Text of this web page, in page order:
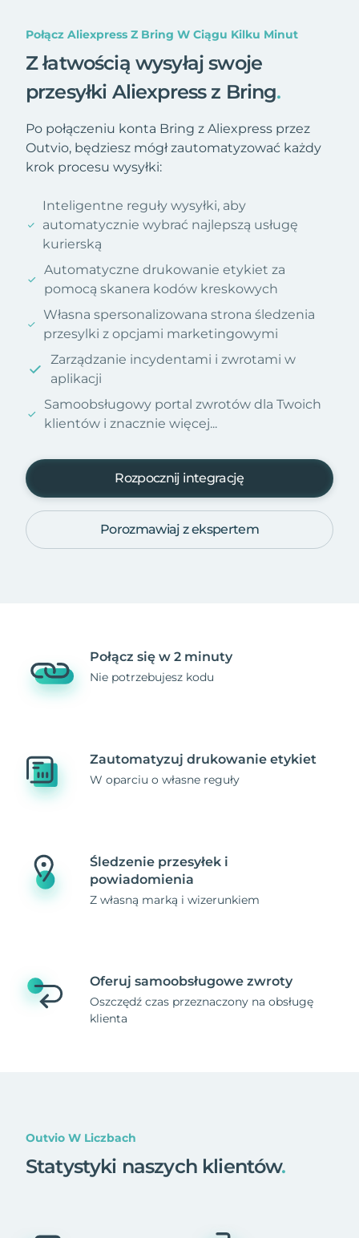
Połącz Aliexpress Z Bring W Ciągu Kilku Minut
Z łatwością wysyłaj swoje
przesyłki Aliexpress z Bring.
Po połączeniu konta Bring z Aliexpress przez
Outvio, będziesz mógł zautomatyzować każdy
krok procesu wysyłki:
Inteligentne reguły wysyłki, aby
automatycznie wybrać najlepszą usługę
kurierską
Automatyczne drukowanie etykiet za
pomocą skanera kodów kreskowych
Własna spersonalizowana strona śledzenia
przesylki z opcjami marketingowymi
Zarządzanie incydentami i zwrotami w
aplikacji
Samoobsługowy portal zwrotów dla Twoich
klientów i znacznie więcej...
Rozpocznij integrację
Porozmawiaj z ekspertem
Połącz się w 2 minuty
Nie potrzebujesz kodu
Zautomatyzuj drukowanie etykiet
W oparciu o własne reguły
Śledzenie przesyłek i
powiadomienia
Z własną marką i wizerunkiem
Oferuj samoobsługowe zwroty
Oszczędź czas przeznaczony na obsługę
klienta
Outvio W Liczbach
Statystyki naszych klientów.